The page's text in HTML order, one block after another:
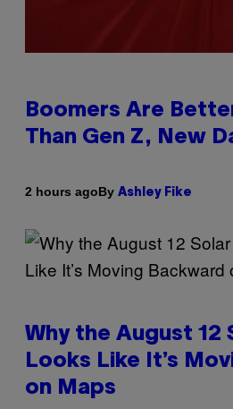
Boomers Are
Than Gen Z, New
2 hours agoBy Ashley Fike
Why the August 12
Looks Like It’s
on Maps